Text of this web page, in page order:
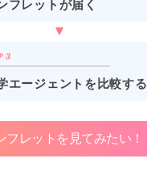
フレットが届く
エージェントを比較する
フレットを見てみたい！